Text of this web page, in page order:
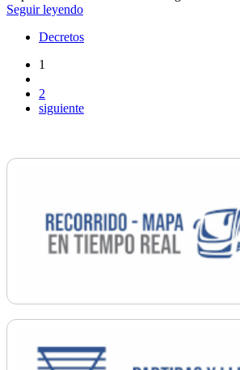
Seguir leyendo
Decretos
1
2
siguiente